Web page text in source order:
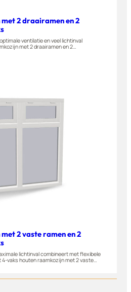
2 draairamen en 2
ventilatie en veel lichtinval
met 2 draairamen en 2
2 vaste ramen en 2
lichtinval combineert met flexibele
vaks houten raamkozijn met 2 vaste
in onze 3D-configurator.